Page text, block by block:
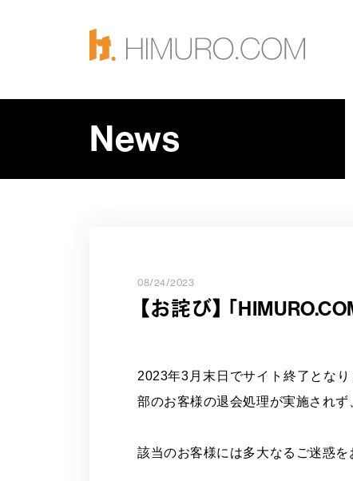
News
08/24/2023
【お詫び】「
2023年3 月末日でサイト終了となり
部のお客様の退会処理が実施されず
該当のお客様には多大なるご迷惑